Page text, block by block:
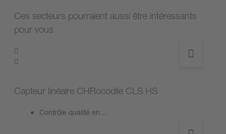
Ces secteurs pourraient aussi être intéressants
pour vous
Capteur linéaire CHRocodile CLS HS
Contrôle qualité en…